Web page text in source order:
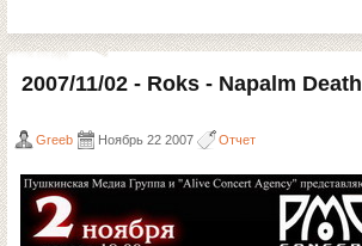
2007/11/02 - Roks - Napalm Death
Greeb Ноябрь 22 2007 Отчет